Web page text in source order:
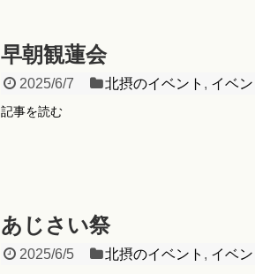
早朝観蓮会
2025/6/7 北摂のイベント , イベン
記事を読む
あじさい祭
2025/6/5 北摂のイベント , イベン